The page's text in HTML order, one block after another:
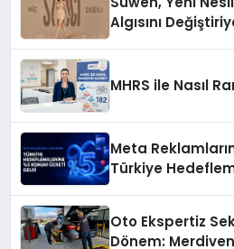
Algısını
MHRS ile Nasıl
Meta
Türkiye
Oto Ekspertiz
Dönem: